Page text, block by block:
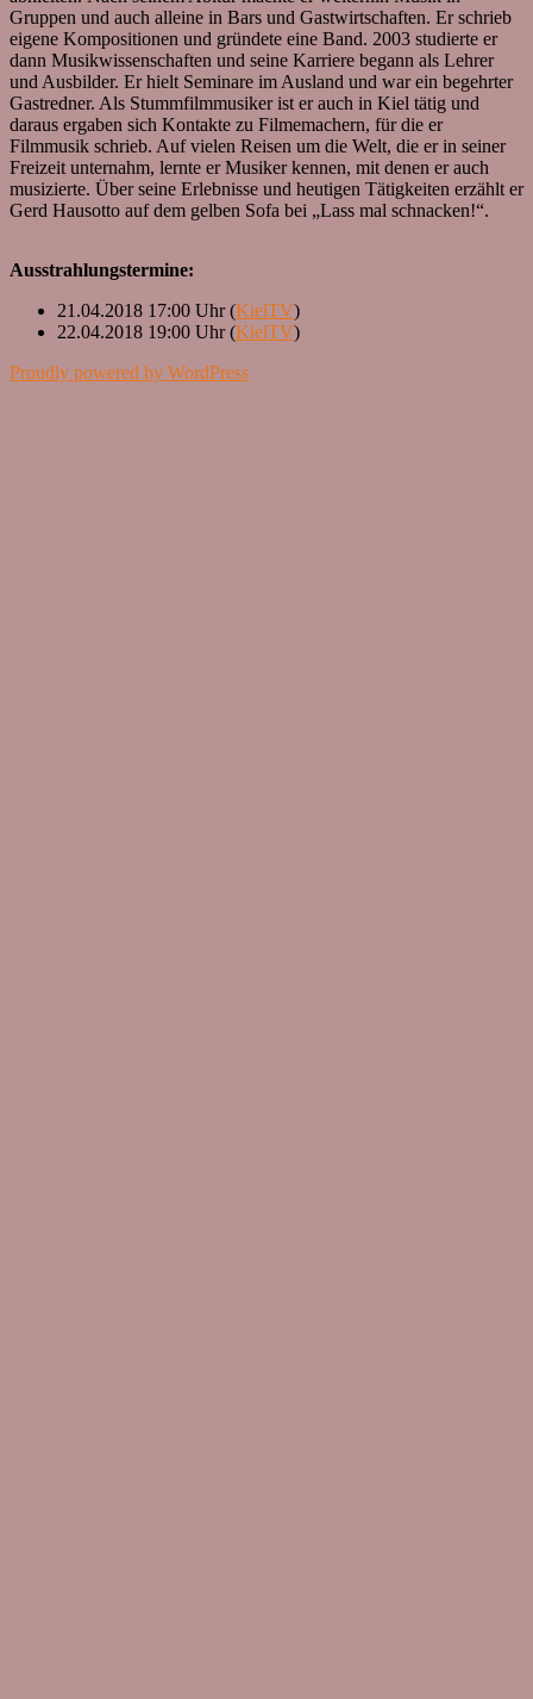
Gruppen und auch alleine in Bars und Gastwirtschaften. Er schrieb
eigene Kompositionen und gründete eine Band. 2003 studierte er
dann Musikwissenschaften und seine Karriere begann als Lehrer
und Ausbilder. Er hielt Seminare im Ausland und war ein begehrter
Gastredner. Als Stummfilmmusiker ist er auch in Kiel tätig und
daraus ergaben sich Kontakte zu Filmemachern, für die er
Filmmusik schrieb. Auf vielen Reisen um die Welt, die er in seiner
Freizeit unternahm, lernte er Musiker kennen, mit denen er auch
musizierte. Über seine Erlebnisse und heutigen Tätigkeiten erzählt er
Gerd Hausotto auf dem gelben Sofa bei „Lass mal schnacken!“.
Ausstrahlungstermine:
21.04.2018 17:00 Uhr (KielTV)
22.04.2018 19:00 Uhr (KielTV)
Proudly powered by WordPress